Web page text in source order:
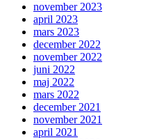
november 2023
april 2023
mars 2023
december 2022
november 2022
juni 2022
maj 2022
mars 2022
december 2021
november 2021
april 2021